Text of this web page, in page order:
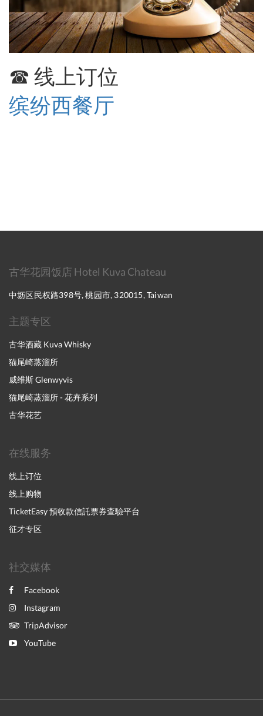
☎ 线上订位
缤纷西餐厅
古华花园饭店 Hotel Kuva Chateau
中坜区民权路398号, 桃园市, 320015, Taiwan
主题专区
古华酒藏 Kuva Whisky
猫尾崎蒸溜所
威维斯 Glenwyvis
猫尾崎蒸溜所 - 花卉系列
古华花艺
在线服务
线上订位
线上购物
TicketEasy 預收款信託票券查驗平台
征才专区
社交媒体
Facebook
Instagram
TripAdvisor
YouTube